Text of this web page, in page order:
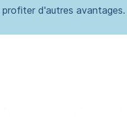
d'autres avantages.